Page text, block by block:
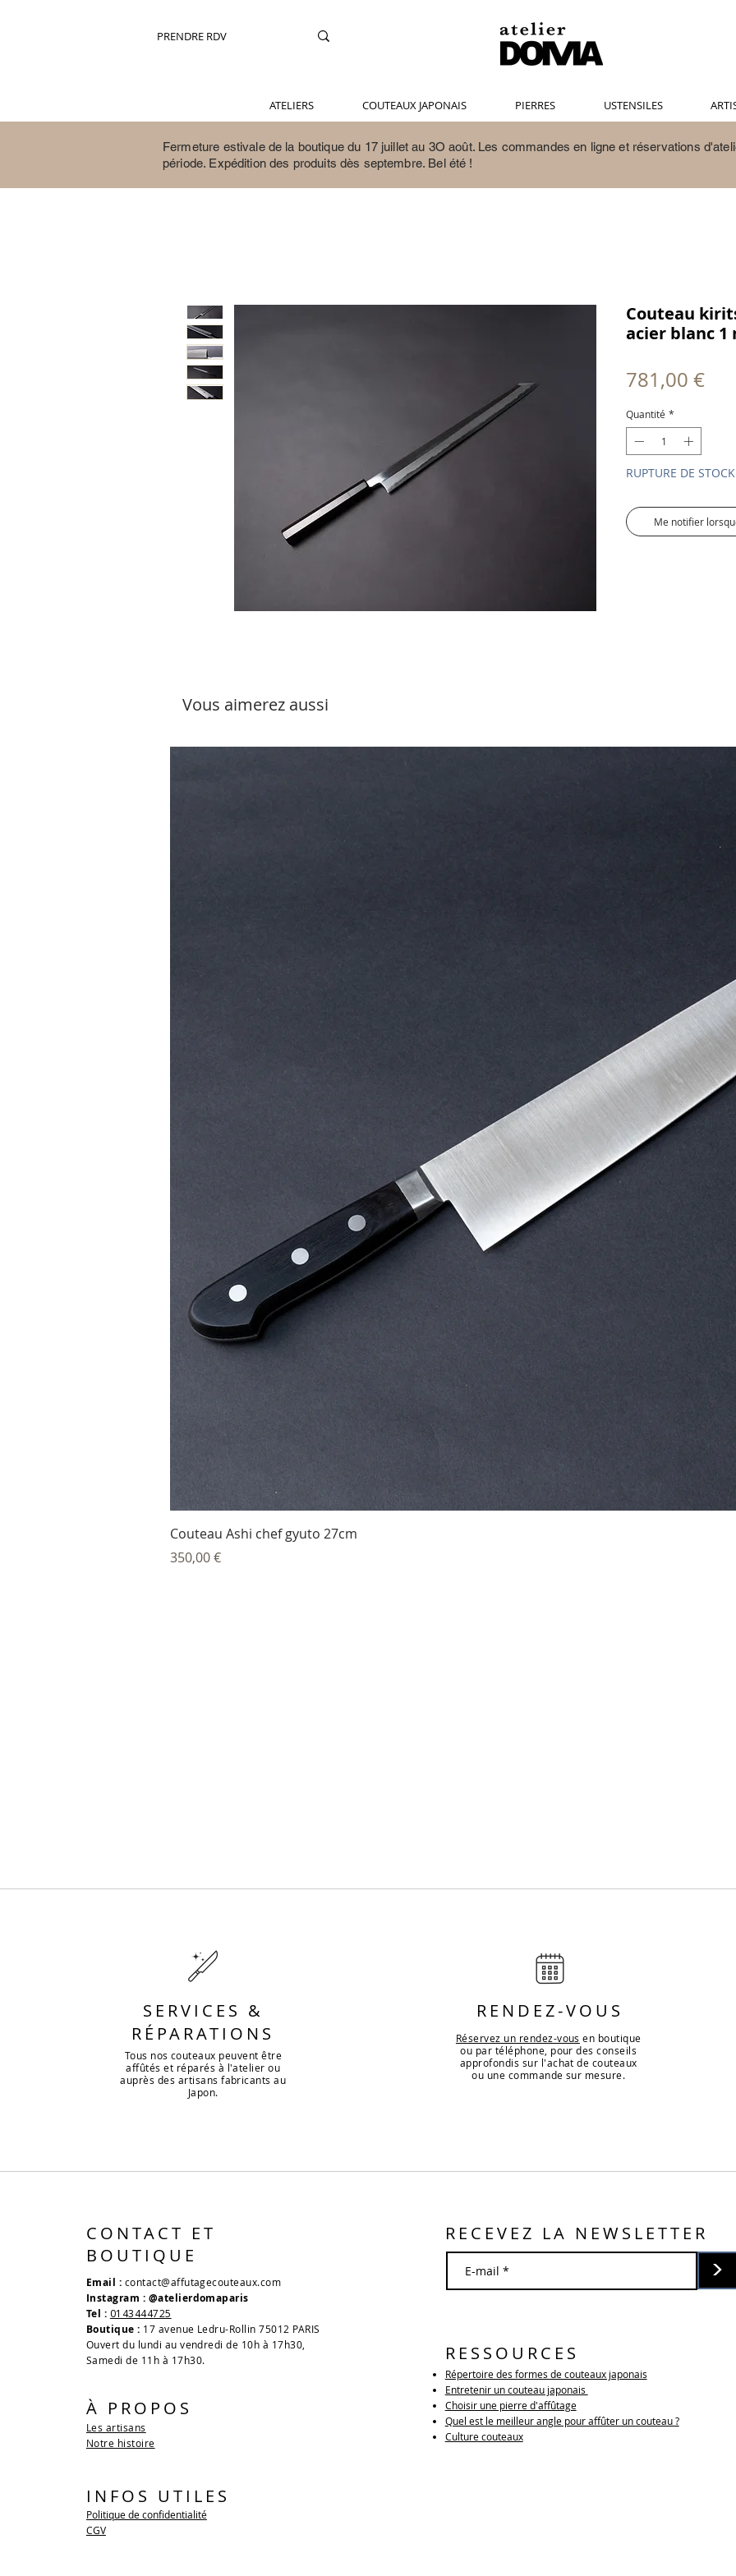
PRENDRE RDV
ATELIERS COUTEAUX JAPONAIS PIERRES USTENSILES
Fermeture estivale de la boutique du 17 juillet au 3O août. Les commandes en ligne et réservations
période. Expédition des produits dès septembre. Bel été !
Couteau
acier blanc 1
781,00 €Prix
Quantité *
RUPTURE DE STOCK
Me notifier
Vous aimerez aussi
Couteau Ashi chef gyuto 27cm
Prix
350,00 €
SERVICES &
RÉPARATIONS
Tous nos couteaux peuvent être
affûtés et réparés à l'atelier ou
auprès des artisans fabricants au
Japon.
RENDEZ-VOUS
Réservez un rendez-vous en boutique
ou par téléphone, pour des conseils
approfondis sur l'achat de couteaux
ou une commande sur mesure.
CONTACT ET
BOUTIQUE
Email : contact@affutagecouteaux.com
Instagram : @atelierdomaparis
Tel : 0143444725
Boutique : 17 avenue Ledru-Rollin 75012 PARIS
Ouvert du lundi au vendredi de 10h à 17h30,
Samedi de 11h à 17h30.
À PROPOS
Les artisans
Notre histoire
INFOS UTILES
Politique de confidentialité
CGV
RECEVEZ LA NEWSLETTER
>
RESSOURCES
Répertoire des formes de couteaux japonais
Entretenir un couteau japonais
Choisir une pierre d'affûtage
Quel est le meilleur angle pour affûter un couteau ?
Culture couteaux